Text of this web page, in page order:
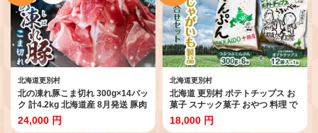
北海道更別村
北の凍れ豚こま切れ 300g×14パッ
ク 計4.2kg 北海道産 8月発送 豚肉
小分け 細切れ 大容量 しゃぶしゃ
ぶ 冷凍 お肉 北海道十勝更別村
24,000 円
北海道更別村
北海道 更別村 ポテトチップス お
菓子 スナック菓子 おやつ 料理 で
んぷん 詰め合わせ 常温 馬鈴薯
F21P-1646
18,000 円